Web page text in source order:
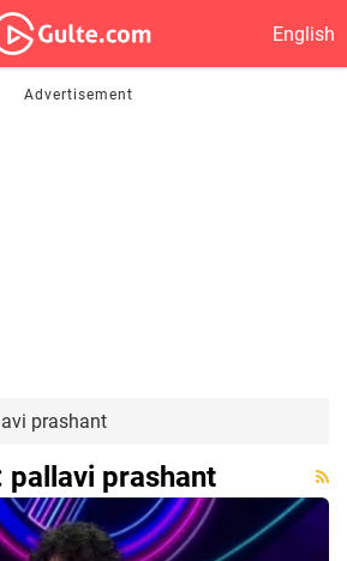
English
prashant
pallavi prashant